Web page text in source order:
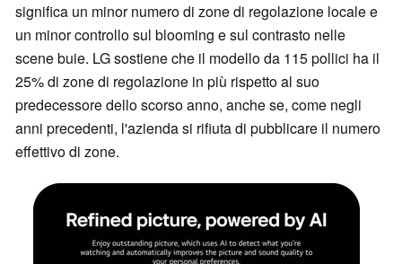
significa un minor numero di zone di regolazione locale e
un minor controllo sul blooming e sul contrasto nelle
scene buie. LG sostiene che il modello da 115 pollici ha il
25% di zone di regolazione in più rispetto al suo
predecessore dello scorso anno, anche se, come negli
anni precedenti, l'azienda si rifiuta di pubblicare il numero
effettivo di zone.